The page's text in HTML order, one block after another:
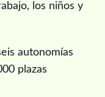
los niños y
autonomías
plazas